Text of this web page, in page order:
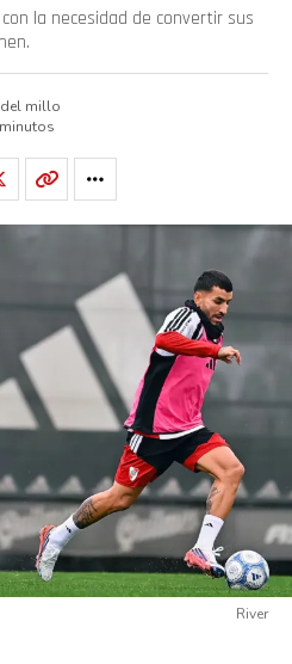
la necesidad de convertir sus
millo
River